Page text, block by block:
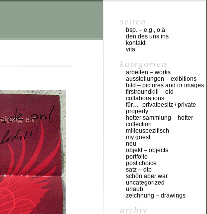
seiten
bsp. – e.g., o.ä.
den des uns ins
kontakt
vita
kategorien
arbeiten – works
ausstellungen – exibitions
bild – pictures and or images
firstroundkill – old
collaborations
für… -privatbesitz / private
property
hotter sammlung – hotter
collection
milieuspezifisch
my guest
neu
objekt – objects
portfolio
post choice
satz – dtp
schön aber war
uncategorized
urlaub
zeichnung – drawings
archiv